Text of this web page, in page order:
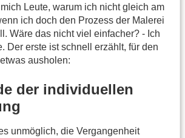
Leute, warum ich nicht gleich am
ich doch den Prozess der Malerei
Wäre das nicht viel einfacher? - Ich
Der erste ist schnell erzählt, für den
ausholen:
der individuellen
unmöglich, die Vergangenheit